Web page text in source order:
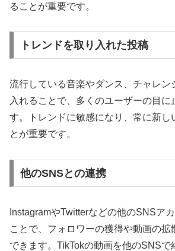
ることが重要です。
トレンドを取り入れた投稿
流行している音楽やダンス、チャレン
入れることで、多くのユーザーの目に
す。トレンドに敏感になり、常に新し
とが重要です。
他のSNSとの連携
InstagramやTwitterなどの他のSNSア
ことで、フォロワーの獲得や動画の拡
できます。TikTokの動画を他のSNSで